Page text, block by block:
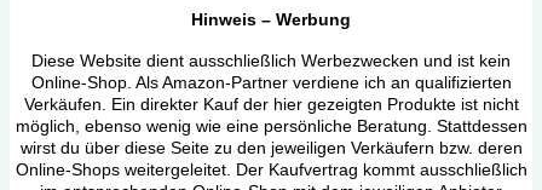
Hinweis – Werbung
Diese Website dient ausschließlich Werbezwecken und ist kein
Online-Shop. Als Amazon-Partner verdiene ich an qualifizierten
Verkäufen. Ein direkter Kauf der hier gezeigten Produkte ist nicht
möglich, ebenso wenig wie eine persönliche Beratung. Stattdessen
wirst du über diese Seite zu den jeweiligen Verkäufern bzw. deren
Online-Shops weitergeleitet. Der Kaufvertrag kommt ausschließlich